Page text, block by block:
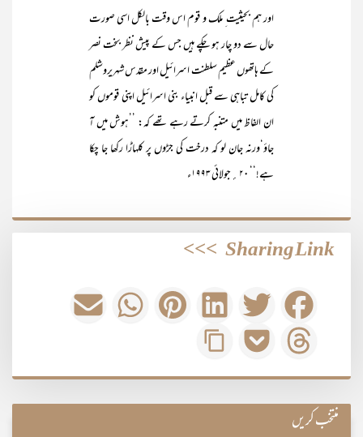
اور ہم بحیثیت ِ ملک و قوم اس وقت بالکل اسی صورت
حال سے دو چار ہو چکے ہیں جس کے پیش نظر بخت نصر
کے ہاتھوں عظیم سلطنت اسرائیل اور مقدس شہریروشلم
کی کامل تباہی سے قبل انبیاء بنی اسرائیل اپنی قوموں کو
ان الفاظ میں متنبہ کرتے رہے تھے کہ: ’’ہوش میں آ
جاؤ‘ورنہ جان لو کہ درخت کی جڑوں پر کلہاڑا رکھا جا چکا
ہے!‘‘ ۲۰؍جولائی ۱۹۹۳ء
Sharing Link
>>>
منتخب کریں